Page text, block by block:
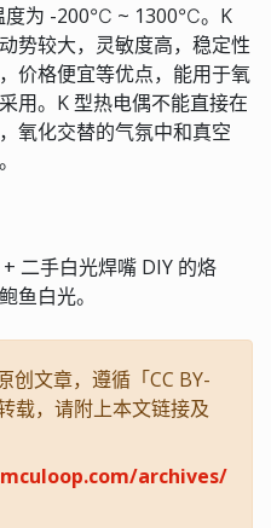
度为 -200℃ ~ 1300℃。K
势较大，灵敏度高，稳定性
价格便宜等优点，能用于氧
用。K 型热电偶不能直接在
氧化交替的气氛中和真空
二手白光焊嘴 DIY 的烙
鱼白光。
创文章，遵循「CC BY-
载，请附上本文链接及
archives/